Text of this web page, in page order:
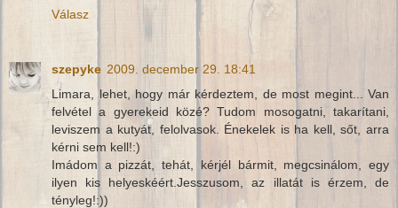
Válasz
szepyke 2009. december 29. 18:41
Limara, lehet, hogy már kérdeztem, de most megint... Van
felvétel a gyerekeid közé? Tudom mosogatni, takarítani,
leviszem a kutyát, felolvasok. Énekelek is ha kell, sőt, arra
kérni sem kell!:)
Imádom a pizzát, tehát, kérjél bármit, megcsinálom, egy
ilyen kis helyeskéért.Jesszusom, az illatát is érzem, de
tényleg!:))